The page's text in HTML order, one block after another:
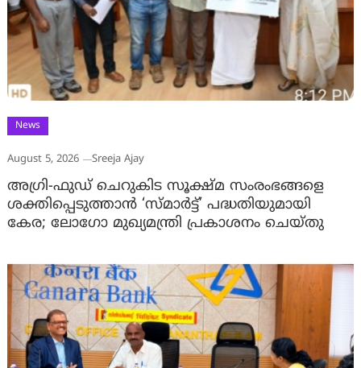
News
August 5, 2026 Sreeja Ajay
അഗ്രി-ഫുഡ് ചെറുകിട സൂക്ഷ്മ സംരംഭങ്ങളെ
ശക്തിപ്പെടുത്താന്‍ ‘സ്മാര്‍ട്ട്’ പദ്ധതിയുമായി
കേര; ലോഗോ മുഖ്യമന്ത്രി പ്രകാശനം ചെയ്തു